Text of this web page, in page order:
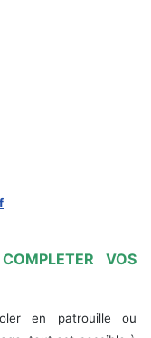
VOS
en patrouille ou